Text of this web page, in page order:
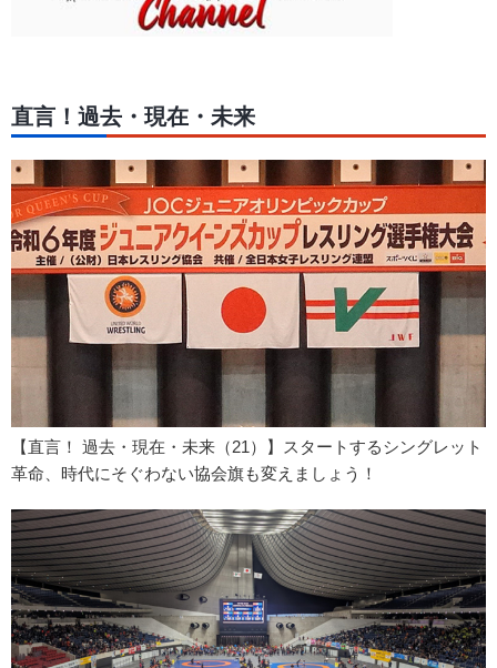
直言！過去・現在・未来
【直言！ 過去・現在・未来（21）】スタートするシングレット
革命、時代にそぐわない協会旗も変えましょう！